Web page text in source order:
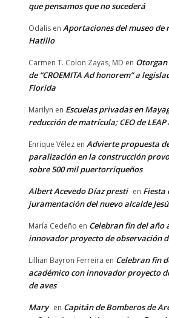
que pensamos que no sucederá
Odalis en Aportaciones del museo de
Hatillo
Carmen T. Colon Zayas, MD en
de “CROEMITA Ad honorem” a
Florida
Marilyn en Escuelas privadas en
reducción de matrícula; CEO de
Enrique Vélez en Advierte propuesta
paralización en la construcción
sobre 500 mil puertorriqueños
Albert Acevedo Díaz presti en Fiesta
juramentación del nuevo alcalde
María Cedeño en Celebran fin del año
innovador proyecto de observación
Lillian Bayron Ferreira en Celebran fin
académico con innovador proyecto
de aves
Mary en Capitán de Bomberos de